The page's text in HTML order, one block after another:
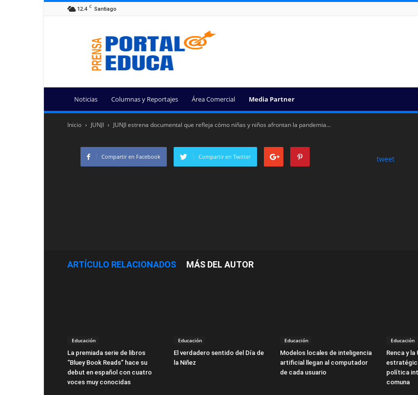
12.4 C Santiago
Portal
Educa
Noticias Columnas y Reportajes Área Comercial Media Partner
Inicio JUNJI JUNJI estrena documental que refleja cómo niñas y niños afrontan la pandemia...
Compartir en Facebook Compartir en Twitter tweet
ARTÍCULO RELACIONADOS MÁS DEL AUTOR
Educación
La premiada serie de libros
“Bluey Book Reads” hace su
debut en español con cuatro
voces muy conocidas
Educación
El verdadero sentido del Día de
la Niñez
Educación
Modelos locales de inteligencia
artificial llegan al computador
de cada usuario
Educación
Renca y la
política
comuna